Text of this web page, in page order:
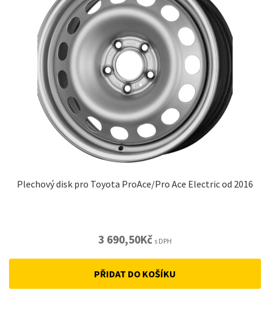
Plechový disk pro Toyota ProAce/Pro Ace Electric od 2016
3 690,50Kč s DPH
PŘIDAT DO KOŠÍKU